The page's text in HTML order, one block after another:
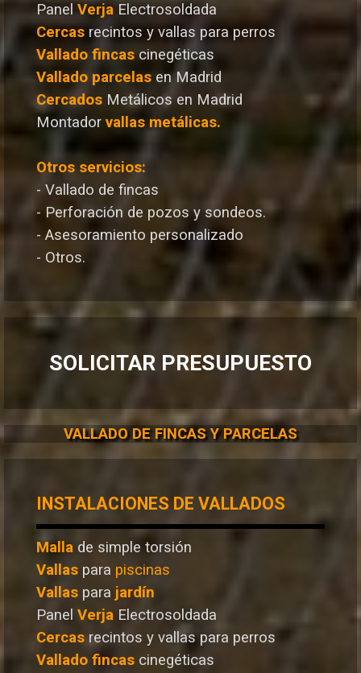
Panel Verja Electrosoldada
Cercas recintos y vallas para perros
Vallado fincas cinegéticas
Vallado parcelas en Madrid
Cercados Metálicos en Madrid
Montador vallas metálicas.
Otros servicios:
- Vallado de fincas
- Perforación de pozos y sondeos.
- Asesoramiento personalizado
- Otros.
SOLICITAR PRESUPUESTO
VALLADO DE FINCAS Y PARCELAS
INSTALACIONES DE VALLADOS
Malla de simple torsión
Vallas para piscinas
Vallas para jardín
Panel Verja Electrosoldada
Cercas recintos y vallas para perros
Vallado fincas cinegéticas